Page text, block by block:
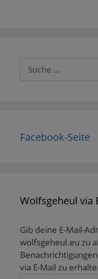
Suche
nach:
Facebook-Seite
Wolfsgeheul via
Gib deine E-Mail-
wolfsgeheul.eu zu
via E-Mail zu